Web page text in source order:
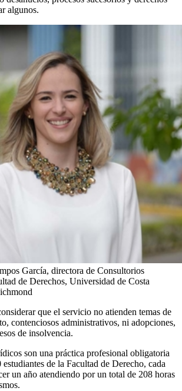
algunos.
García, directora de Consultorios
de Derechos, Universidad de Costa
que el servicio no atienden temas de
contenciosos administrativos, ni adopciones,
de insolvencia.
son una práctica profesional obligatoria
de la Facultad de Derecho, cada
un año atendiendo por un total de 208 horas